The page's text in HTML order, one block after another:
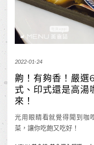
2022-01-24
齁！有夠香！嚴選
式、印式還是高湯
來！
光用眼睛看就覺得聞到咖
菜，讓你吃飽又吃好！